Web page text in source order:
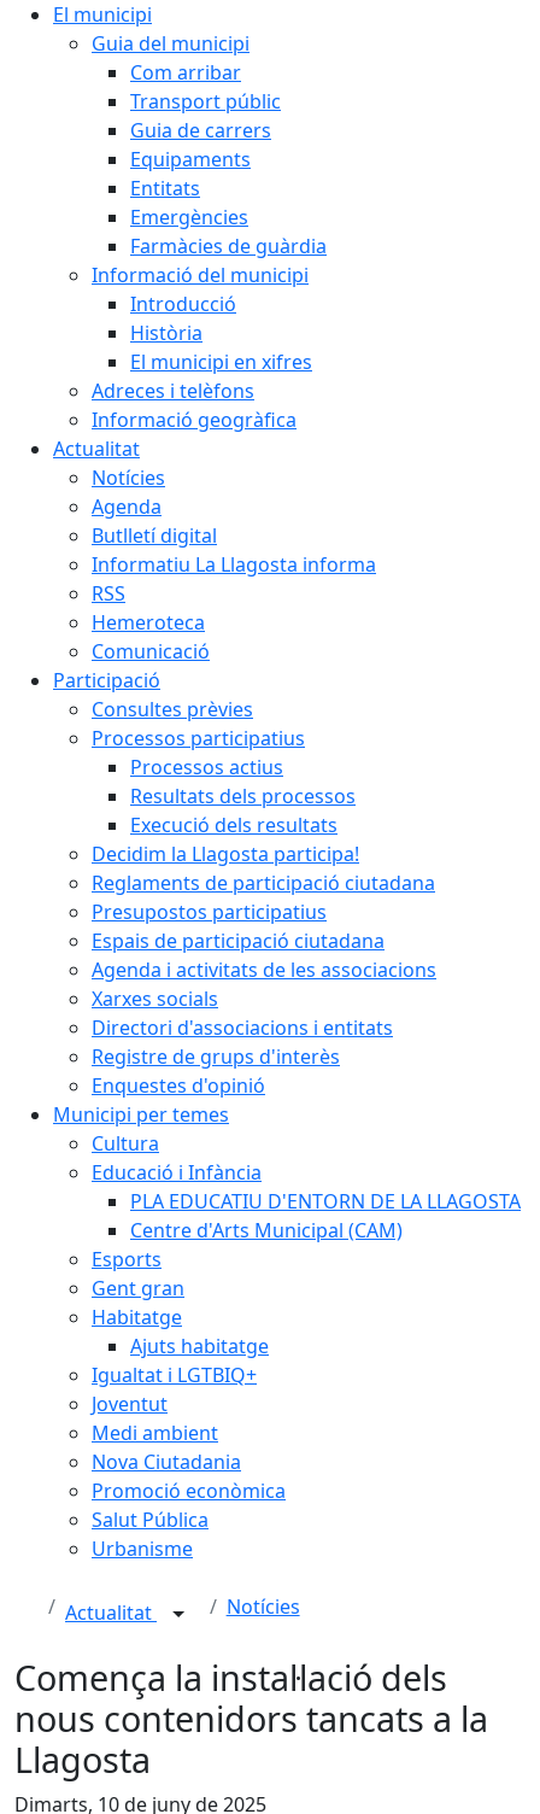
El municipi
Guia del municipi
Com arribar
Transport públic
Guia de carrers
Equipaments
Entitats
Emergències
Farmàcies de guàrdia
Informació del municipi
Introducció
Història
El municipi en xifres
Adreces i telèfons
Informació geogràfica
Actualitat
Notícies
Agenda
Butlletí digital
Informatiu La Llagosta informa
RSS
Hemeroteca
Comunicació
Participació
Consultes prèvies
Processos participatius
Processos actius
Resultats dels processos
Execució dels resultats
Decidim la Llagosta participa!
Reglaments de participació ciutadana
Presupostos participatius
Espais de participació ciutadana
Agenda i activitats de les associacions
Xarxes socials
Directori d'associacions i entitats
Registre de grups d'interès
Enquestes d'opinió
Municipi per temes
Cultura
Educació i Infància
PLA EDUCATIU D'ENTORN DE LA LLAGOSTA
Centre d'Arts Municipal (CAM)
Esports
Gent gran
Habitatge
Ajuts habitatge
Igualtat i LGTBIQ+
Joventut
Medi ambient
Nova Ciutadania
Promoció econòmica
Salut Pública
Urbanisme
Actualitat Notícies
Comença la instal·lació dels
nous contenidors tancats a la
Llagosta
Dimarts, 10 de juny de 2025